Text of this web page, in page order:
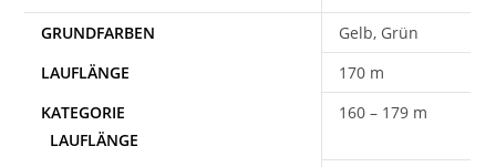
Gelb, Grün
170 m
160 – 179 m